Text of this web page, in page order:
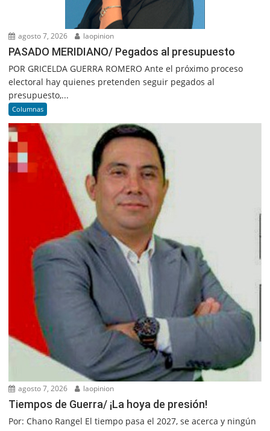
agosto 7, 2026 laopinion
PASADO MERIDIANO/ Pegados al presupuesto
POR GRICELDA GUERRA ROMERO Ante el próximo proceso
electoral hay quienes pretenden seguir pegados al
presupuesto,...
Columnas
agosto 7, 2026 laopinion
Tiempos de Guerra/ ¡La hoya de presión!
Por: Chano Rangel El tiempo pasa el 2027, se acerca y ningún